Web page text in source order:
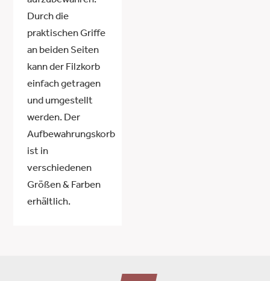
Durch die
praktischen Griffe
an beiden Seiten
kann der Filzkorb
einfach getragen
und umgestellt
werden. Der
Aufbewahrungskorb
ist in
verschiedenen
Größen & Farben
erhältlich.